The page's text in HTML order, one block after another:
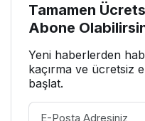
Tamamen
Abone
Yeni haberlerden
kaçırma ve ücretsiz
başlat.